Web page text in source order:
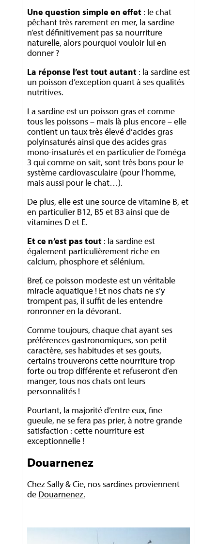
Une question simple en effet : le chat
pêchant très rarement en mer, la sardine
n’est définitivement pas sa nourriture
naturelle, alors pourquoi vouloir lui en
donner ?
La réponse l’est tout autant : la sardine est
un poisson d’exception quant à ses qualités
nutritives.
La sardineest un poisson gras et comme
tous les poissons – mais là plus encore – elle
contient un taux très élevé d’acides gras
polyinsaturés ainsi que des acides gras
mono-insaturés et en particulier de l’oméga
3 qui comme on sait, sont très bons pour le
système cardiovasculaire (pour l’homme,
mais aussi pour le chat…).
De plus, elle est une source de vitamine B, et
en particulier B12, B5 et B3 ainsi que de
vitamines D et E.
Et ce n’est pas tout: la sardine est
également particulièrement riche en
calcium, phosphore et sélénium.
Bref, ce poisson modeste est un véritable
miracle aquatique ! Et nos chats ne s’y
trompent pas, il suffit de les entendre
ronronner en la dévorant.
Comme toujours, chaque chat ayant ses
préférences gastronomiques, son petit
caractère, ses habitudes et ses gouts,
certains trouverons cette nourriture trop
forte ou trop différente et refuseront d’en
manger, tous nos chats ont leurs
personnalités !
Pourtant, la majorité d’entre eux, fine
gueule, ne se fera pas prier, à notre grande
satisfaction : cette nourriture est
exceptionnelle !
Douarnenez
Chez Sally & Cie, nos sardines proviennent
de Douarnenez.